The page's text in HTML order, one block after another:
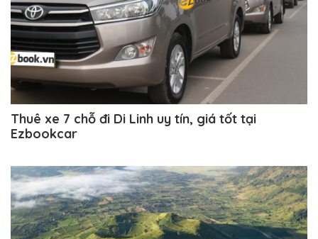
Thuê xe 7 chỗ đi Di Linh uy tín, giá tốt tại
Ezbookcar